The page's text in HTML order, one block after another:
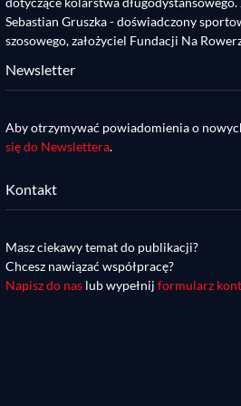
Sebastian Gruszka - doświadczony
szosowego, założyciel Fundacji Na
Newsletter
Aby otrzymywać powiadomienia o
się do Newslettera.
Kontakt
Masz ciekawy temat do publikacji?
Chcesz nawiązać współpracę?
Napisz do nas lub wypełnijformularz